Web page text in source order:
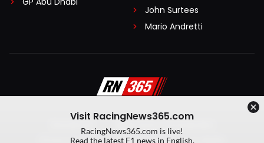
John Surtees
Mario Andretti
Algemene voorwaarden
Privacy Policy
Created by On Your Marks
Visit RacingNews365.com
RacingNews365.com is live!
Read the latest F1 news in English.